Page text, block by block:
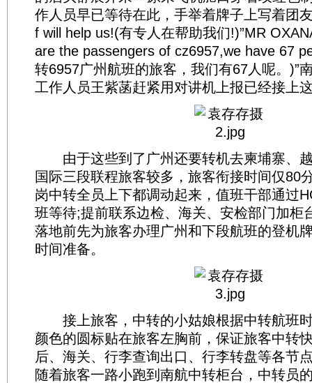
作人员早已等待在此，手举着牌子上写着团
f will help us!(有专人在帮助我们!)”MR
are the passengers of cz6957,we have 67
转6957广州航班的旅客，我们有67人呢。)”
工作人员王紫菡赶紧用对讲机上报已经接上
由于这些到了广州还要转机去柬埔寨、
国际三段联程旅客较多，旅客衔接时间仅80
岗中转全员上下都调动起来，值班干部通过
班等待;提前联系边检、海关、安检部门加柜
落地前先为旅客办理广州和下段航班的登机
时间准备。
接上旅客，中转的小姑娘根据中转航班
颜色的圆标贴在旅客左胸前，保证旅客中转
后、海关、行李查询出口、行李转盘等各节
随着旅客一路小跑到南航中转柜台，中转员